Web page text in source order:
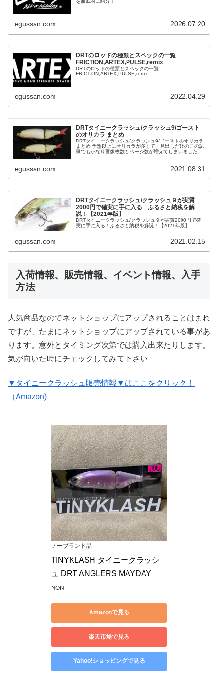
を徹底的に紹介！
egussan.com 2026.07.20
DRTのロッドの種類とスペックの一覧
FRICTION,ARTEX,PULSE,remix
DRTのロッドの種類とスペックの一覧
FRICTION,ARTEX,PULSE,remix
egussan.com 2022.04.29
DRTタイニークラッシュ/クラッシュ9/ゴースト
のオリカラ まとめ
DRTタイニークラッシュ/クラッシュ9/ゴーストのオリカラ
まとめ 予想以上にオリカラが多くて、見出しだけのこの記
事でもかなり画像枚数とページ数が増えてしまいました。
egussan.com 2021.08.31
DRTタイニークラッシュ/クラッシュ９が実質
2000円で確実に手に入る！ふるさと納税を解
説！【2021年版】
DRTタイニークラッシュ/クラッシュ９が実質2000円で確
実に手に入る！ふるさと納税を解説！【2021年版】
egussan.com 2021.02.15
入荷情報、販売情報、イベント情報、入手
方法
人気商品なのでネットショップにアップされることはまれ
ですが、たまにネットショップにアップされている事があ
ります。意外とタイミング次第では購入出来たりします。
気が向いた時にチェックしてみて下さい
▼タイニークラッシュ販売情報▼はここをクリック！
（Amazon)
ノーブランド品
TINYKLASH タイニークラッシ
ュ DRT ANGLERS MAYDAY
NON
Amazonで見る
楽天市場で見る
Yahoo!ショッピングで見る